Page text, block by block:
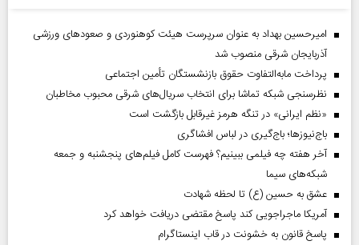
امیرحسین بهداد به عنوان سرپرست هیئت کوهنوردی و صعودهای ورزشی
آذربایجان شرقی منصوب شد
پرداخت مابه‌التفاوت حقوق بازنشستگان تأمین اجتماعی
نظرسنجی شبکه تماشا برای انتخاب سریال‌های شرقی محبوب مخاطبان
«نظم ایرانی» در تنگه هرمز غیرقابل بازگشت است
باج‌نیوزها؛ باج‌گیری در لباس افشاگری
آخر هفته چه فیلمی ببینیم؟ فهرست کامل فیلم‌های پنجشنبه و جمعه
شبکه‌های سیما
عشق به حسین (ع) تا لحظه شهادت
آمریکا ماجراجویی کند پاسخ مقتضی دریافت خواهد کرد
پاسخ قانون به خشونت در قاب اینستاگرام